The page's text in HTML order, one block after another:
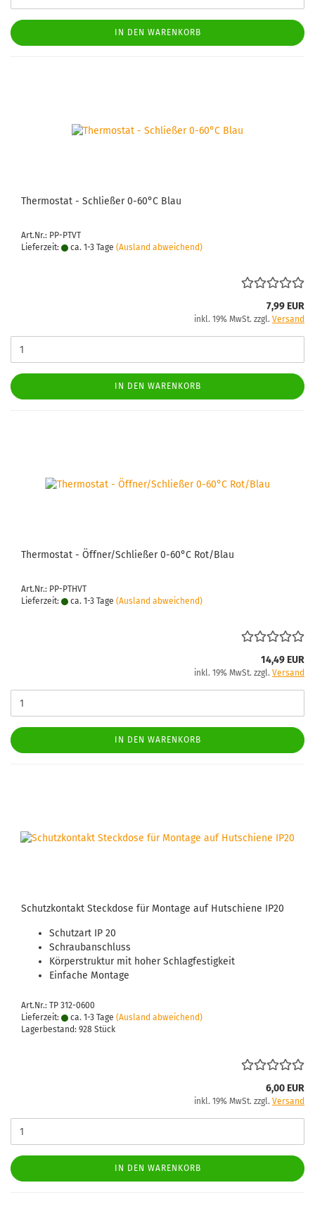
IN DEN WARENKORB
Ther­mo­stat - Schlie­ßer 0-60°C Blau
Art.Nr.: PP-PTVT
Lieferzeit:
ca. 1-3 Tage (Ausland abweichend)
7,99 EUR
inkl. 19% MwSt. zzgl. Versand
IN DEN WARENKORB
Ther­mo­stat - Öff­ner/Schlie­ßer 0-60°C Rot/Blau
Art.Nr.: PP-PTHVT
Lieferzeit:
ca. 1-3 Tage (Ausland abweichend)
14,49 EUR
inkl. 19% MwSt. zzgl. Versand
IN DEN WARENKORB
Schutz­kon­takt Steck­do­se für Mon­ta­ge auf Hut­schie­ne IP20
Schutz­art IP 20
Schraub­an­schluss
Kör­per­struk­tur mit hoher Schlag­fes­tig­keit
Ein­fa­che Mon­ta­ge
Art.Nr.: TP 312-0600
Lieferzeit:
ca. 1-3 Tage (Ausland abweichend)
Lagerbestand: 928 Stück
6,00 EUR
inkl. 19% MwSt. zzgl. Versand
IN DEN WARENKORB